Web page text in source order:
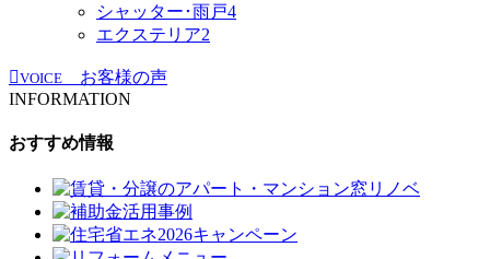
シャッター･雨戸4
エクステリア2
VOICE
お客様の声
INFORMATION
おすすめ情報